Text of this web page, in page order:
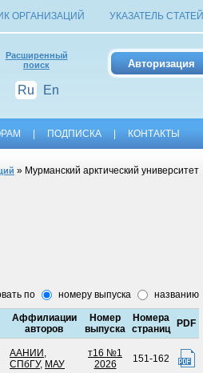
ОРГАНИЗАЦИЙ УКАЗАТЕЛЬ СТАТЕЙ
Расширенный
поиск
Ru En
ПОДПИСКА КОНТАКТЫ
» Мурманский арктический университет
по
номеру выпуска названию
Аффилиации
авторов
Номер
выпуска
Номера
страниц
PDF
ААНИИ ,
СПбГУ, МАУ
т16 №1
2026
151-162